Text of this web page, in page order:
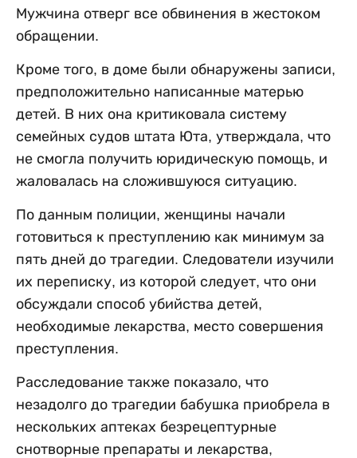
Мужчина отверг все обвинения в жестоком
обращении.
Кроме того, в доме были обнаружены записи,
предположительно написанные матерью
детей. В них она критиковала систему
семейных судов штата Юта, утверждала, что
не смогла получить юридическую помощь, и
жаловалась на сложившуюся ситуацию.
По данным полиции, женщины начали
готовиться к преступлению как минимум за
пять дней до трагедии. Следователи изучили
их переписку, из которой следует, что они
обсуждали способ убийства детей,
необходимые лекарства, место совершения
преступления.
Расследование также показало, что
незадолго до трагедии бабушка приобрела в
нескольких аптеках безрецептурные
снотворные препараты и лекарства,